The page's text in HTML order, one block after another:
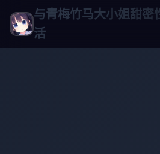
与青梅竹马大小姐甜密
活